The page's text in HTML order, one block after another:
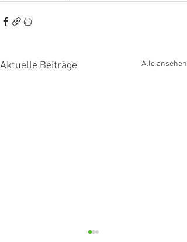
Aktuelle Beiträge Alle ansehen